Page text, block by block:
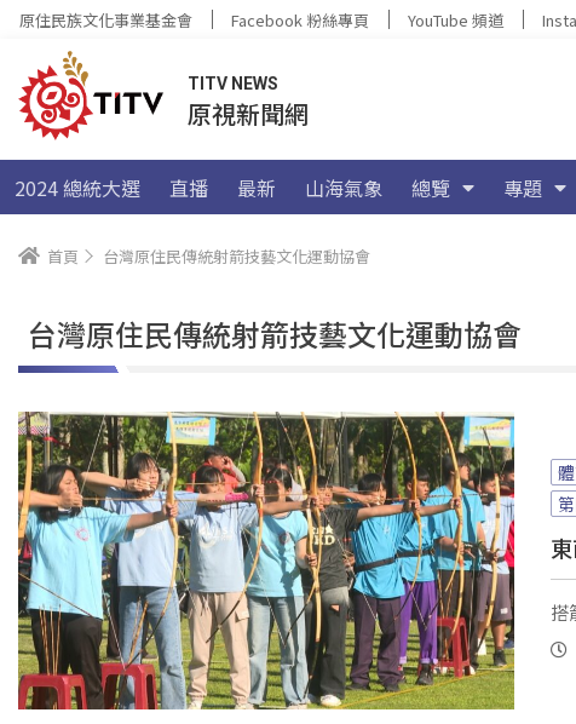
原住民族文化事業基金會 Facebook 粉絲專頁 YouTube 頻道
TITV NEWS
原視新聞網
2024 總統大選 直播 最新 山海氣象 總覽 專題
首頁 台灣原住民傳統射箭技藝文化運動協會
台灣原住民傳統射箭技藝文化運動協會
搭